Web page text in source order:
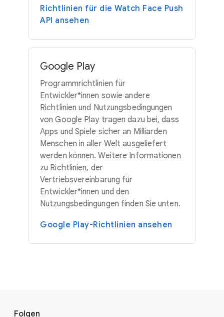
Richtlinien für die Watch Face Push
API ansehen
Google Play
Programmrichtlinien für
Entwickler*innen sowie andere
Richtlinien und Nutzungsbedingungen
von Google Play tragen dazu bei, dass
Apps und Spiele sicher an Milliarden
Menschen in aller Welt ausgeliefert
werden können. Weitere Informationen
zu Richtlinien, der
Vertriebsvereinbarung für
Entwickler*innen und den
Nutzungsbedingungen finden Sie unten.
Google Play-Richtlinien ansehen
S
Folgen